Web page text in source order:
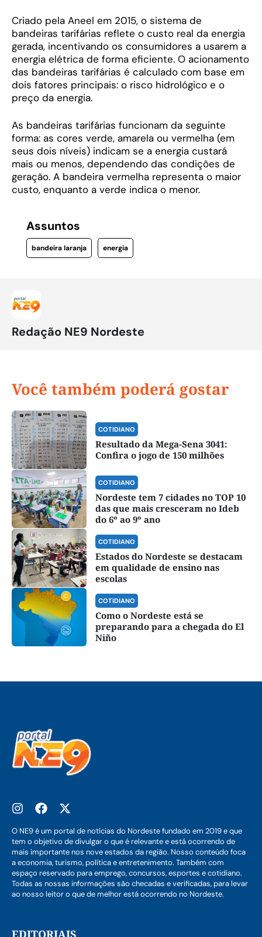
Criado pela Aneel em 2015, o sistema de
bandeiras tarifárias reflete o custo real da energia
gerada, incentivando os consumidores a usarem a
energia elétrica de forma eficiente. O acionamento
das bandeiras tarifárias é calculado com base em
dois fatores principais: o risco hidrológico e o
preço da energia.
As bandeiras tarifárias funcionam da seguinte
forma: as cores verde, amarela ou vermelha (em
seus dois níveis) indicam se a energia custará
mais ou menos, dependendo das condições de
geração. A bandeira vermelha representa o maior
custo, enquanto a verde indica o menor.
Assuntos
bandeira laranja energia
Redação NE9 Nordeste
Você também poderá gostar
COTIDIANO
Resultado da Mega-Sena 3041:
Confira o jogo de 150 milhões
COTIDIANO
Nordeste tem 7 cidades no TOP 10
das que mais cresceram no Ideb
do 6º ao 9º ano
COTIDIANO
Estados do Nordeste se destacam
em qualidade de ensino nas
escolas
COTIDIANO
Como o Nordeste está se
preparando para a chegada do El
Niño
O NE9 é um portal de notícias do Nordeste fundado em 2019 e que
tem o objetivo de divulgar o que é relevante e está ocorrendo de
mais importante nos nove estados da região. Nosso conteúdo foca
a economia, turismo, política e entretenimento. Também com
espaço reservado para emprego, concursos, esportes e cotidiano.
Todas as nossas informações são checadas e verificadas, para levar
ao nosso leitor o que de melhor está ocorrendo no Nordeste.